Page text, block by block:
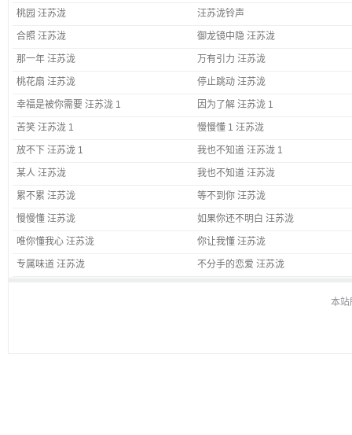
桃园 汪苏泷 汪苏泷铃声
合照 汪苏泷 御龙镜中隐 汪苏泷
那一年 汪苏泷 万有引力 汪苏泷
桃花扇 汪苏泷 停止跳动 汪苏泷
幸福是被你需要 汪苏泷 1 因为了解 汪苏泷 1
苦笑 汪苏泷 1 慢慢懂 1 汪苏泷
放不下 汪苏泷 1 我也不知道 汪苏泷 1
某人 汪苏泷 我也不知道 汪苏泷
累不累 汪苏泷 等不到你 汪苏泷
慢慢懂 汪苏泷 如果你还不明白 汪苏泷
唯你懂我心 汪苏泷 你让我懂 汪苏泷
专属味道 汪苏泷 不分手的恋爱 汪苏泷
本站